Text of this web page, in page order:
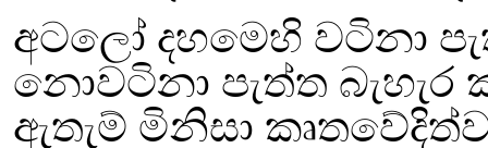
අටලෝ දහමෙහි වටිනා
නොවටිනා පැත්ත
ඇතැම් මිනිසා